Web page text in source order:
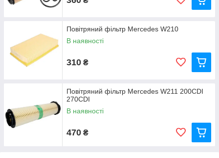
Повітряний фільтр Mercedes W210
В наявності
310 ₴
Повітряний фільтр Mercedes W211 200CDI
270CDI
В наявності
470 ₴